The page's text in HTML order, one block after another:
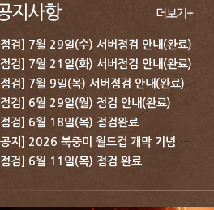
[점검] 7월 29일(수) 서버점검 안내(완료)
[점검] 7월 21일(화) 서버점검 안내(완료)
[점검] 7월 9일(목) 서버점검 안내(완료)
[점검] 6월 29일(월) 점검 안내(완료)
[점검] 6월 18일(목) 점검완료
[공지] 2026 북중미 월드컵 개막 기념 보상 지급 안내
[점검] 6월 11일(목) 점검 완료